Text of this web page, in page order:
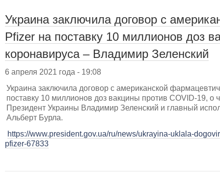
Украина заключила договор с
Pfizer на поставку 10 миллионов доз
коронавируса – Владимир Зеленский
6 апреля 2021 года - 19:08
Украина заключила договор с американской
поставку 10 миллионов доз вакцины против COVID-19, о
Президент Украины Владимир Зеленский и главный
Альберт Бурла.
https://www.president.gov.ua/ru/news/ukrayina-uklala-
pfizer-67833